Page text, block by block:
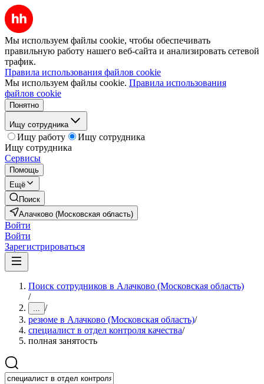
Мы используем файлы cookie, чтобы обеспечивать
правильную работу нашего веб-сайта и анализировать сетевой
трафик.
Правила использования файлов cookie
Мы используем файлы cookie. Правила использования
файлов cookie
Понятно
Ищу сотрудника
Ищу работу
Ищу сотрудника
Ищу сотрудника
Сервисы
Помощь
Ещё
Поиск
Алачково (Московская область)
Войти
Войти
Зарегистрироваться
Поиск сотрудников в Алачково (Московская область)
/
... /
резюме в Алачково (Московская область)/
специалист в отдел контроля качества/
полная занятость